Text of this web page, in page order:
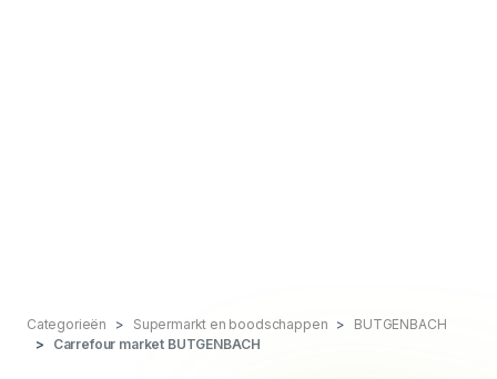
Categorieën Supermarkt en boodschappen
BUTGENBACH
Carrefour market BUTGENBACH